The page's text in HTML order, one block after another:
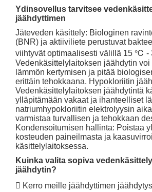
Ydinsovellus tarvitsee
jäähdyttimen
Jäteveden käsittely: Biologinen
(BNR) ja aktiiviliete perustuvat
viihtyvät optimaalisesti välillä 15 ℃
Vedenkäsittelylaitoksen jäähdytin
lämmön kertymisen ja pitää
erittäin tehokkaana. Hypokloriitin
Vedenkäsittelylaitoksen jäähdytintä
ylläpitämään vakaat ja ihanteelliset
natriumhypokloriitin elektrolyysin
varmistaa turvallisen ja tehokkaan
Kondensoitumisen hallinta: Poistaa
kosteuden paineilmasta ja
käsittelylaitoksessa.
Kuinka valita sopiva
jäähdytin?
 Kerro meille jäähdyttimen